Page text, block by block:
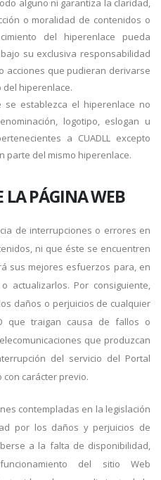
alguno ni garantiza la claridad,
o moralidad de contenidos o
del hiperenlace pueda
su exclusiva responsabilidad
acciones que pudieran derivarse
del hiperenlace.
establezca el hiperenlace no
logotipo, eslogan u
a CUADLL excepto
parte del mismo hiperenlace.
LA PÁGINA WEB
de interrupciones o errores en
ni que éste se encuentren
sus mejores esfuerzos para, en
actualizarlos. Por consiguiente,
daños o perjuicios de cualquier
que traigan causa de fallos o
que produzcan
del servicio del Portal
carácter previo.
contempladas en la legislación
por los daños y perjuicios de
a la falta de disponibilidad,
del sitio Web